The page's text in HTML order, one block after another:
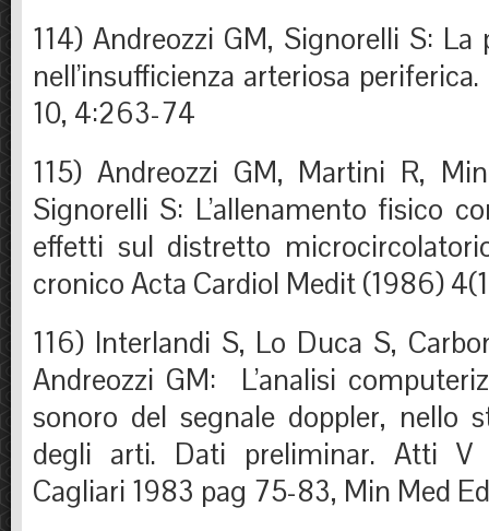
114) Andreozzi GM, Signorelli S:
nell’insufficienza arteriosa
10, 4:263-74
115) Andreozzi GM, Martini R,
Signorelli S: L’allenamento fisico
effetti sul distretto
cronico Acta Cardiol Medit (1986)
116) Interlandi S, Lo Duca S,
Andreozzi GM: L’analisi
sonoro del segnale doppler, nello
degli arti. Dati preliminar. Atti V
Cagliari 1983 pag 75-83, Min Med